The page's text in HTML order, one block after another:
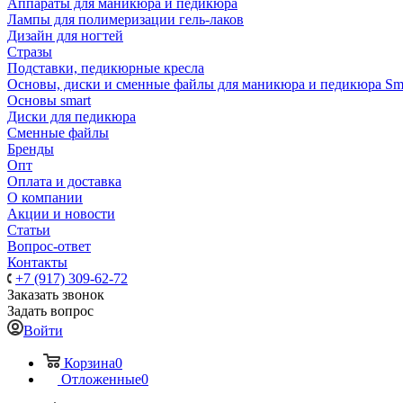
Аппараты для маникюра и педикюра
Лампы для полимеризации гель-лаков
Дизайн для ногтей
Стразы
Подставки, педикюрные кресла
Основы, диски и сменные файлы для маникюра и педикюра
Основы smart
Диски для педикюра
Сменные файлы
Бренды
Опт
Оплата и доставка
О компании
Акции и новости
Статьи
Вопрос-ответ
Контакты
+7 (917) 309-62-72
Заказать звонок
Задать вопрос
Войти
Корзина0
Отложенные0